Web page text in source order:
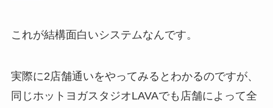
これが結構面白いシステムなんです。
実際に2店舗通いをやってみるとわかるのですが、
同じホットヨガスタジオLAVAでも店舗によって全